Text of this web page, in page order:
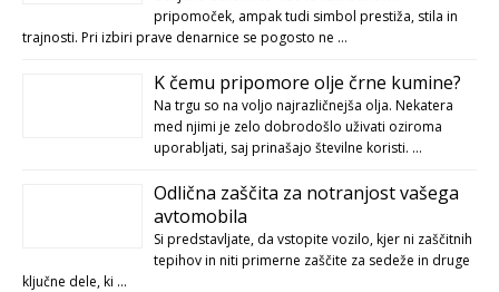
pripomoček, ampak tudi simbol prestiža, stila in
trajnosti. Pri izbiri prave denarnice se pogosto ne …
K čemu pripomore olje črne kumine?
Na trgu so na voljo najrazličnejša olja. Nekatera
med njimi je zelo dobrodošlo uživati oziroma
uporabljati, saj prinašajo številne koristi. …
Odlična zaščita za notranjost vašega
avtomobila
Si predstavljate, da vstopite vozilo, kjer ni zaščitnih
tepihov in niti primerne zaščite za sedeže in druge
ključne dele, ki …